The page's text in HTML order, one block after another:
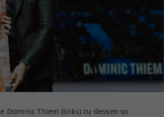
Dominic Thiem (links) zu dessen so
Ihrer vorgenommen Einstellungen, falls der
Webseiten-Betreiber dies eingestellt hat.